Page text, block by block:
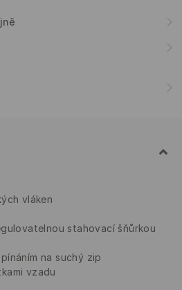
vláken
stahovací šňůrkou
na suchý zip
vzadu